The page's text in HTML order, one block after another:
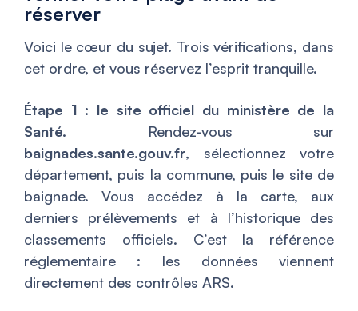
réserver
Voici le cœur du sujet. Trois vérifications, dans
cet ordre, et vous réservez l’esprit tranquille.
Étape 1 : le site officiel du ministère de la
Santé. Rendez-vous sur
baignades.sante.gouv.fr, sélectionnez votre
département, puis la commune, puis le site de
baignade. Vous accédez à la carte, aux
derniers prélèvements et à l’historique des
classements officiels. C’est la référence
réglementaire : les données viennent
directement des contrôles ARS.